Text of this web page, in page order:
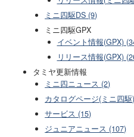
ミニ四駆DS (9)
ミニ四駆GPX
イベント情報(GPX)
リリース情報(GPX)
タミヤ更新情報
ミニ四ニュース (2)
カタログページ(ミニ四駆
サービス (15)
ジュニアニュース (107)